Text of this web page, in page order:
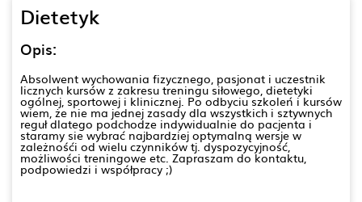
Dietetyk
Opis:
Absolwent wychowania fizycznego, pasjonat i uczestnik
licznych kursów z zakresu treningu siłowego, dietetyki
ogólnej, sportowej i klinicznej. Po odbyciu szkoleń i kursów
wiem, że nie ma jednej zasady dla wszystkich i sztywnych
reguł dlatego podchodze indywidualnie do pacjenta i
staramy sie wybrać najbardziej optymalną wersje w
zależnośći od wielu czynników tj. dyspozycyjność,
możliwości treningowe etc. Zapraszam do kontaktu,
podpowiedzi i współpracy ;)